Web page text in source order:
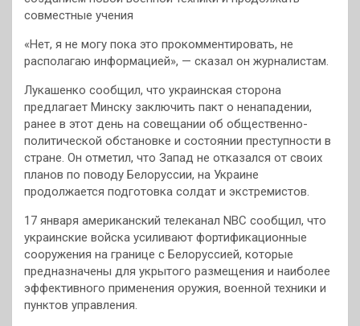
совместные учения
«Нет, я не могу пока это прокомментировать, не
располагаю информацией», — сказал он журналистам.
Лукашенко сообщил, что украинская сторона
предлагает Минску заключить пакт о ненападении,
ранее в этот день на совещании об общественно-
политической обстановке и состоянии преступности в
стране. Он отметил, что Запад не отказался от своих
планов по поводу Белоруссии, на Украине
продолжается подготовка солдат и экстремистов.
17 января американский телеканал NBC сообщил, что
украинские войска усиливают фортификационные
сооружения на границе с Белоруссией, которые
предназначены для укрытого размещения и наиболее
эффективного применения оружия, военной техники и
пунктов управления.